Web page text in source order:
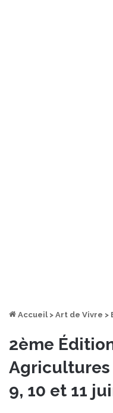
Accueil > Art de Vivre >
2ème
Agricultures
9, 10 et 11